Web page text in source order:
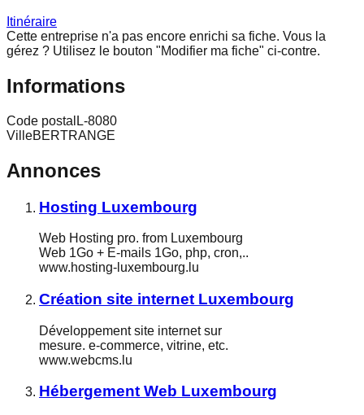
Itinéraire
Cette entreprise n'a pas encore enrichi sa fiche. Vous la
gérez ? Utilisez le bouton "Modifier ma fiche" ci-contre.
Informations
Code postal L-8080
VilleBERTRANGE
Annonces
Hosting Luxembourg
Web Hosting pro. from Luxembourg
Web 1Go + E-mails 1Go, php, cron,..
www.hosting-luxembourg.lu
Création site internet Luxembourg
Développement site internet sur
mesure. e-commerce, vitrine, etc.
www.webcms.lu
Hébergement Web Luxembourg